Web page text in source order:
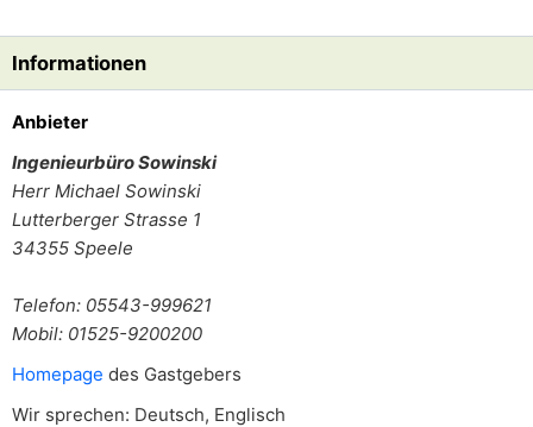
Informationen
Anbieter
Ingenieurbüro Sowinski
Herr Michael Sowinski
Lutterberger Strasse 1
34355 Speele
Telefon: 05543-999621
Mobil: 01525-9200200
Homepage des Gastgebers
Wir sprechen: Deutsch, Englisch